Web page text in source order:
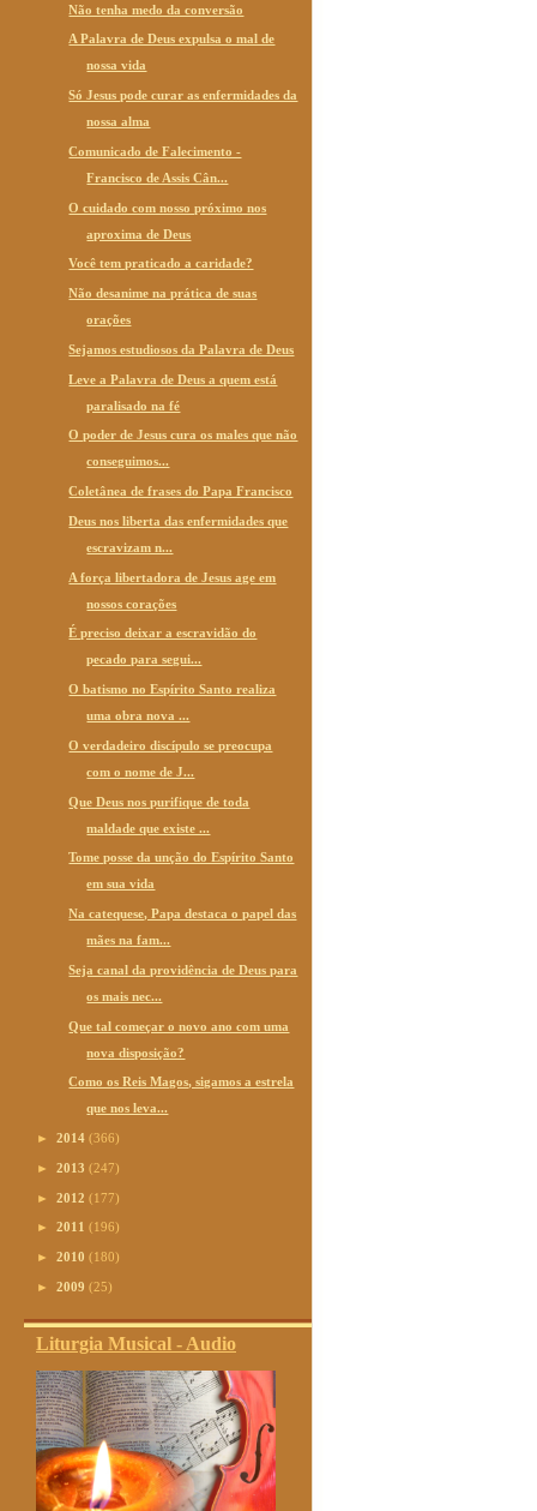
Não tenha medo da conversão
A Palavra de Deus expulsa o mal de
nossa vida
Só Jesus pode curar as enfermidades da
nossa alma
Comunicado de Falecimento -
Francisco de Assis Cân...
O cuidado com nosso próximo nos
aproxima de Deus
Você tem praticado a caridade?
Não desanime na prática de suas
orações
Sejamos estudiosos da Palavra de Deus
Leve a Palavra de Deus a quem está
paralisado na fé
O poder de Jesus cura os males que não
conseguimos...
Coletânea de frases do Papa Francisco
Deus nos liberta das enfermidades que
escravizam n...
A força libertadora de Jesus age em
nossos corações
É preciso deixar a escravidão do
pecado para segui...
O batismo no Espírito Santo realiza
uma obra nova ...
O verdadeiro discípulo se preocupa
com o nome de J...
Que Deus nos purifique de toda
maldade que existe ...
Tome posse da unção do Espírito Santo
em sua vida
Na catequese, Papa destaca o papel das
mães na fam...
Seja canal da providência de Deus para
os mais nec...
Que tal começar o novo ano com uma
nova disposição?
Como os Reis Magos, sigamos a estrela
que nos leva...
► 2014 (366)
► 2013 (247)
► 2012 (177)
► 2011 (196)
► 2010 (180)
► 2009 (25)
Liturgia Musical - Audio